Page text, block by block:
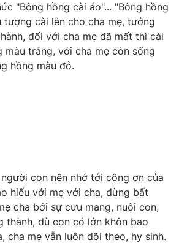
Thủy
Thị Mỹ Hạnh, Phạm Quốc Thắng,
355 931 - 024.38 355 932
"Bông hồng cài áo"... "Bông hồng
cài lên cho cha mẹ, tưởng
đối với cha mẹ đã mất thì cài
màu trắng, với cha mẹ còn sống
hồng màu đỏ.
con nên nhớ tới công ơn của
hiếu với mẹ với cha, đừng bất
cha bởi sự cưu mang, nuôi con,
thành, dù con có lớn khôn bao
cha mẹ vẫn luôn dõi theo, hy sinh.